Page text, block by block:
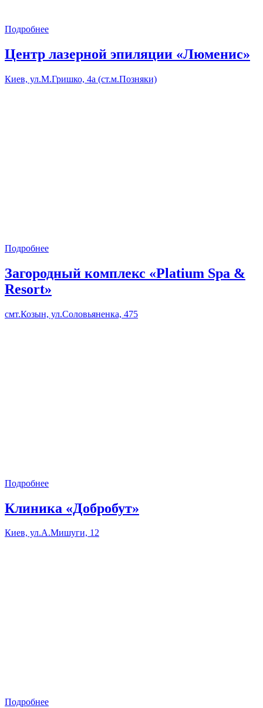
Подробнее
Центр лазерной эпиляции «Люменис»
Киев, ул.М.Гришко, 4а (ст.м.Позняки)
Подробнее
Загородный комплекс «Platium Spa &
Resort»
смт.Козын, ул.Соловьяненка, 475
Подробнее
Клиника «Добробут»
Киев, ул.А.Мишуги, 12
Подробнее